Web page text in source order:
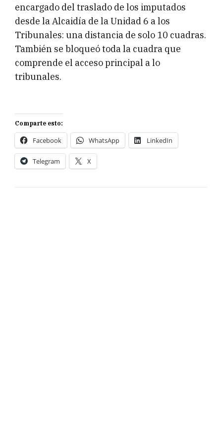
encargado del traslado de los imputados
desde la Alcaidía de la Unidad 6 a los
Tribunales: una distancia de solo 10 cuadras.
También se bloqueó toda la cuadra que
comprende el acceso principal a lo
tribunales.
Comparte esto:
Facebook WhatsApp LinkedIn
Telegram X